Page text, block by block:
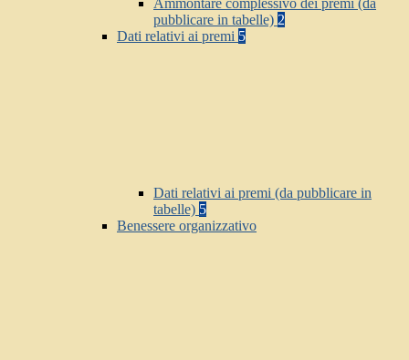
Ammontare complessivo dei premi (da
pubblicare in tabelle) 2
Dati relativi ai premi 5
Dati relativi ai premi (da pubblicare in
tabelle) 5
Benessere organizzativo